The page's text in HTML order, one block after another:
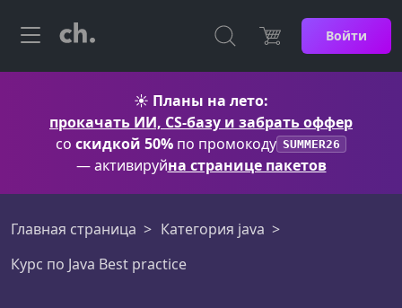
Войти
☀️ Планы на лето:
прокачать ИИ, CS-базу и забрать оффер
со скидкой 50% по промокоду SUMMER26
— активируйна странице пакетов
Главная страница
Категория java
Курс по Java Best practice